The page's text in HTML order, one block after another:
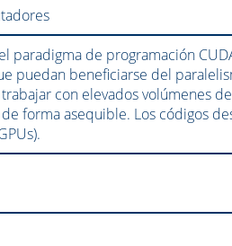
paradigma de programación
puedan beneficiarse del
con elevados volúmenes
forma asequible. Los códigos